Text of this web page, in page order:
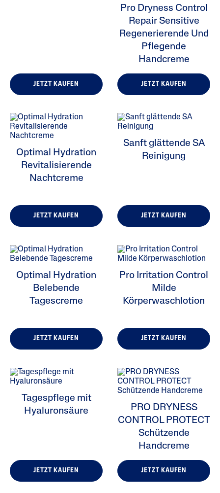
JETZT KAUFEN
Pro Dryness Control
Repair Sensitive
Regenerierende Und
Pflegende
Handcreme
JETZT KAUFEN
Optimal Hydration
Revitalisierende
Nachtcreme
JETZT KAUFEN
Sanft glättende SA
Reinigung
JETZT KAUFEN
Optimal Hydration
Belebende
Tagescreme
JETZT KAUFEN
Pro Irritation Control
Milde
Körperwaschlotion
JETZT KAUFEN
Tagespflege mit
Hyaluronsäure
JETZT KAUFEN
PRO DRYNESS
CONTROL PROTECT
Schützende
Handcreme
JETZT KAUFEN